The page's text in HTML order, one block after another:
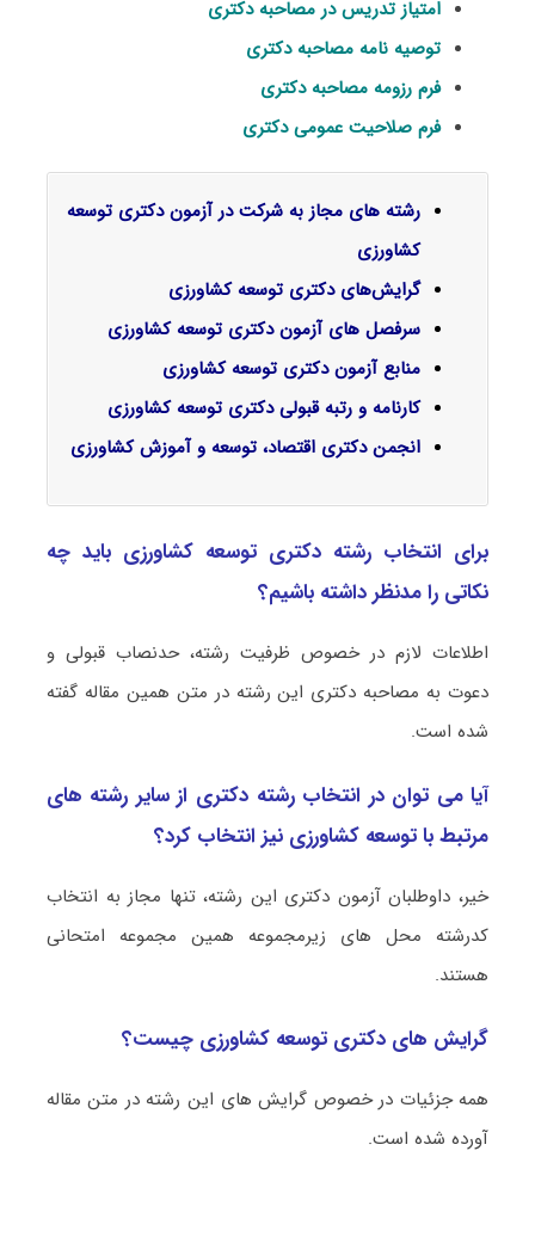
امتیاز تدریس در مصاحبه دکتری
توصیه نامه مصاحبه دکتری
فرم رزومه مصاحبه دکتری
فرم صلاحیت عمومی دکتری
رشته های مجاز به شرکت در آزمون دکتری توسعه
کشاورزی
گرایش‌های دکتری توسعه کشاورزی
سرفصل‌ های آزمون دکتری توسعه کشاورزی
منابع آزمون دکتری توسعه کشاورزی
کارنامه و رتبه قبولی دکتری توسعه کشاورزی
انجمن دکتری اقتصاد، توسعه و آموزش کشاورزی
برای انتخاب رشته دکتری توسعه کشاورزی باید چه
نکاتی را مدنظر داشته باشیم؟
اطلاعات لازم در خصوص ظرفیت رشته، حدنصاب قبولی و
دعوت به مصاحبه دکتری این رشته در متن همین مقاله گفته
شده است.
آیا می توان در انتخاب رشته دکتری از سایر رشته های
مرتبط با توسعه کشاورزی نیز انتخاب کرد؟
خیر، داوطلبان آزمون دکتری این رشته، تنها مجاز به انتخاب
کدرشته محل های زیرمجموعه همین مجموعه امتحانی
هستند.
گرایش های دکتری توسعه کشاورزی چیست؟
همه جزئیات در خصوص گرایش های این رشته در متن مقاله
آورده شده است.